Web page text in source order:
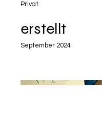
Privat
erstellt
September 2024